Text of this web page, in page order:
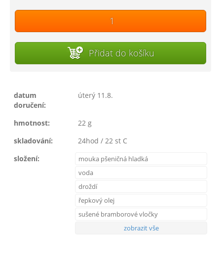
Přidat do košíku
datum
doručení:
úterý 11.8.
hmotnost:
22 g
skladování:
24hod / 22 st C
složení:
mouka pšeničná hladká
voda
droždí
řepkový olej
sušené bramborové vločky
zobrazit vše